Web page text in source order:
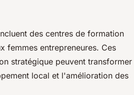
des centres de formation
femmes entrepreneures. Ces
stratégique peuvent transformer
local et l'amélioration des